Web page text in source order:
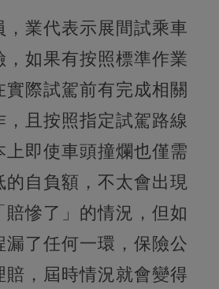
，業代表示展間試乘車
，如果有按照標準作業
際試駕前有完成相關
且按照指定試駕路線
上即使車頭撞爛也僅需
的自負額，不太會出現
賠慘了」的情況，但如
漏了任何一環，保險公
賠，屆時情況就會變得